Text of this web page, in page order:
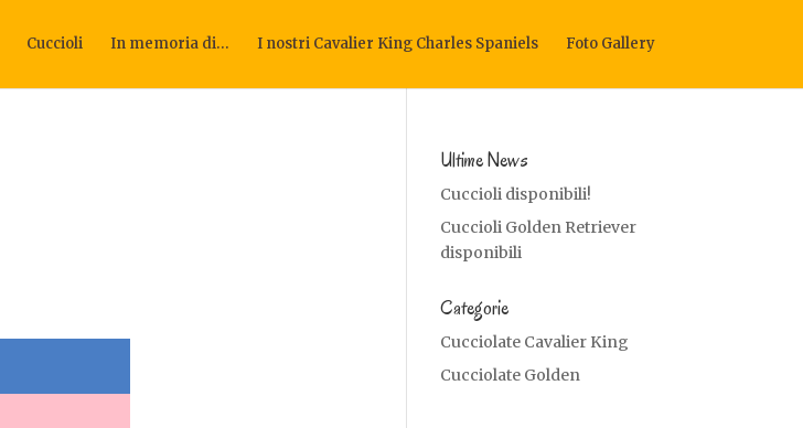
Cuccioli In memoria di… I nostri Cavalier King Charles Spaniels Foto Gallery
Ultime News
Cuccioli disponibili!
Cuccioli Golden Retriever
disponibili
Categorie
Cucciolate Cavalier King
Cucciolate Golden